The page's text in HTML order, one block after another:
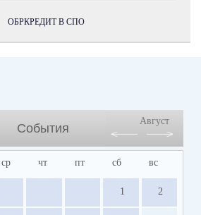
ОБРКРЕДИТ В СПО
События
Август
ср чт пт сб вс
1 2